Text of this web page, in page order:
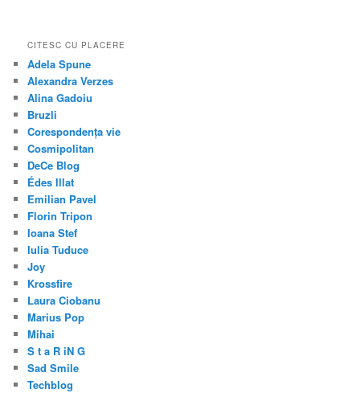
CITESC CU PLACERE
Adela Spune
Alexandra Verzes
Alina Gadoiu
Bruzli
Corespondența vie
Cosmipolitan
DeCe Blog
Édes Illat
Emilian Pavel
Florin Tripon
Ioana Stef
Iulia Tuduce
Joy
Krossfire
Laura Ciobanu
Marius Pop
Mihai
S t a R iN G
Sad Smile
Techblog